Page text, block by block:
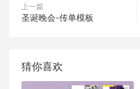
上一篇
圣诞晚会-传单模板
猜你喜欢